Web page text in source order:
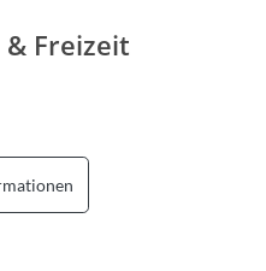
Freizeit